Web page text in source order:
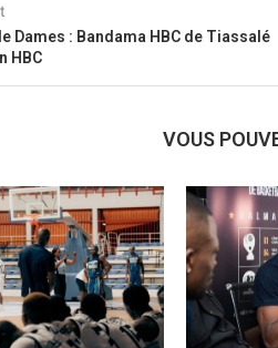
Dames : Bandama HBC de Tiassalé
HBC
VOUS